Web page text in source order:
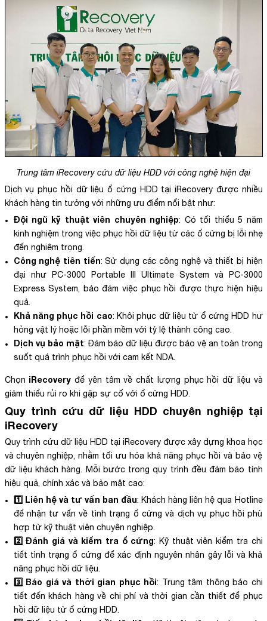
Trung tâm iRecovery cứu dữ liệu HDD với công nghệ hiện đại
Dịch vụ phục hồi dữ liệu ổ cứng HDD tại iRecovery được nhiều
khách hàng tin tưởng với những ưu điểm nổi bật như:
Đội ngũ kỹ thuật viên chuyên nghiệp: Có tối thiểu 5 năm
kinh nghiệm trong việc phục hồi dữ liệu từ các ổ cứng bị lỗi nhẹ
đến nghiêm trọng.
Công nghệ tiên tiến: Sử dụng các công nghệ và thiết bị hiện
đại như PC-3000 Portable III Ultimate System và PC-3000
Express System, bảo đảm việc phục hồi được thực hiện hiệu
quả.
Khả năng phục hồi cao: Khôi phục dữ liệu từ ổ cứng HDD hư
hỏng vật lý hoặc lỗi phần mềm với tỷ lệ thành công cao.
Dịch vụ bảo mật: Đảm bảo dữ liệu được bảo vệ an toàn trong
suốt quá trình phục hồi với cam kết NDA.
Chọn iRecovery để yên tâm về chất lượng phục hồi dữ liệu và
giảm thiểu rủi ro khi gặp sự cố với ổ cứng HDD.
Quy trình cứu dữ liệu HDD chuyên nghiệp tại
iRecovery
Quy trình cứu dữ liệu HDD tại iRecovery được xây dựng khoa học
và chuyên nghiệp, nhằm tối ưu hóa khả năng phục hồi và bảo vệ
dữ liệu khách hàng. Mỗi bước trong quy trình đều đảm bảo tính
hiệu quả, chính xác và bảo mật cao:
1️⃣ Liên hệ và tư vấn ban đầu: Khách hàng liên hệ qua Hotline
để nhận tư vấn về tình trạng ổ cứng và dịch vụ phục hồi phù
hợp từ kỹ thuật viên chuyên nghiệp.
2️⃣ Đánh giá và kiểm tra ổ cứng: Kỹ thuật viên kiểm tra chi
tiết tình trạng ổ cứng để xác định nguyên nhân gây lỗi và khả
năng phục hồi dữ liệu.
3️⃣ Báo giá và thời gian phục hồi: Trung tâm thông báo chi
tiết đến khách hàng về chi phí và thời gian cần thiết để phục
hồi dữ liệu từ ổ cứng HDD.